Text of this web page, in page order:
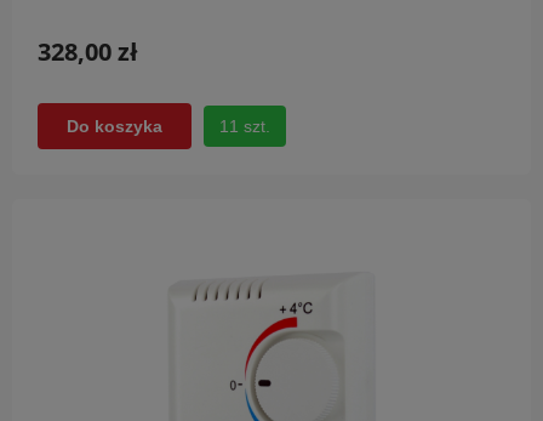
328,00 zł
Do koszyka 11 szt.